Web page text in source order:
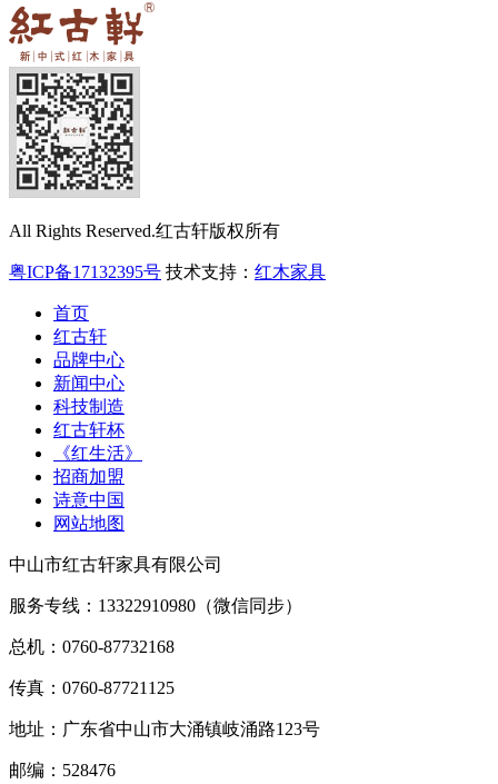
All Rights Reserved.红古轩版权所有
粤ICP备17132395号 技术支持： 红木家具
首页
红古轩
品牌中心
新闻中心
科技制造
红古轩杯
《红生活》
招商加盟
诗意中国
网站地图
中山市红古轩家具有限公司
服务专线：13322910980（微信同步）
总机：0760-87732168
传真：0760-87721125
地址：广东省中山市大涌镇岐涌路123号
邮编：528476